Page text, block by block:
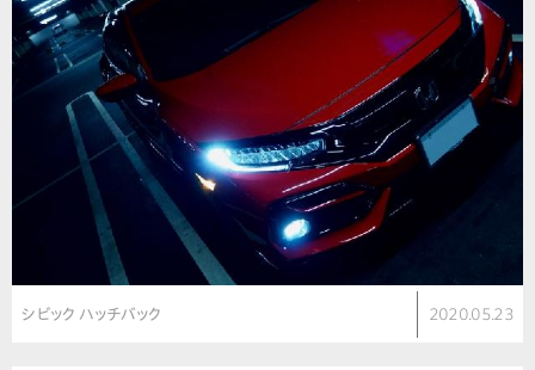
シビック ハッチバック 2020.05.23